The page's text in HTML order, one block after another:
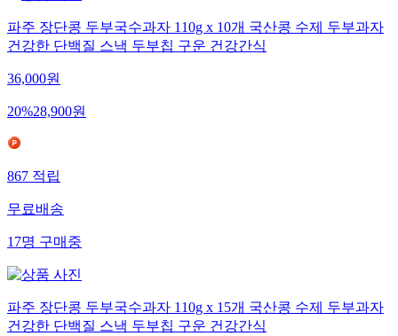
파주 장단콩 두부국수과자 110g x 10개 국산콩 수제 두부과자
건강한 단백질 스낵 두부칩 구운 건강간식
36,000원
20%28,900원
867적립
무료배송
17명구매중
파주 장단콩 두부국수과자 110g x 15개 국산콩 수제 두부과자
건강한 단백질 스낵 두부칩 구운 건강간식